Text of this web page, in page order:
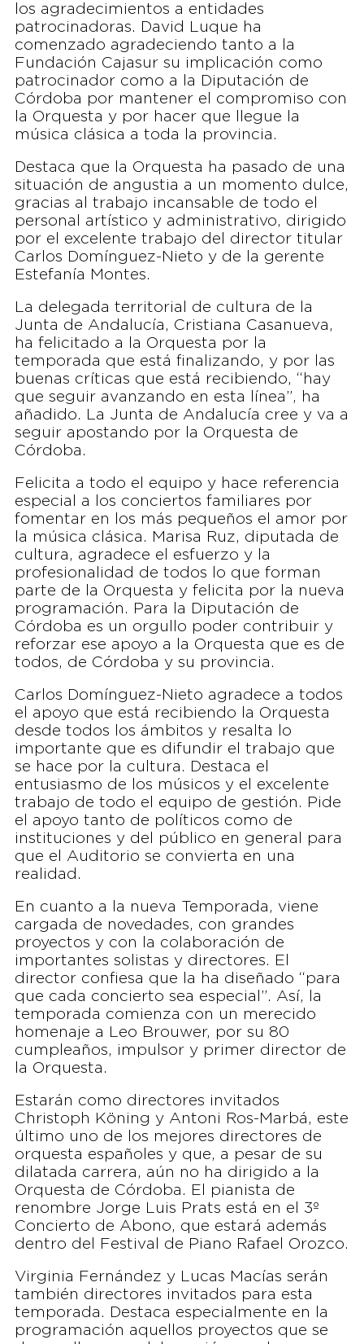
los agradecimientos a entidades
patrocinadoras. David Luque ha
comenzado agradeciendo tanto a la
Fundación Cajasur su implicación como
patrocinador como a la Diputación de
Córdoba por mantener el compromiso con
la Orquesta y por hacer que llegue la
música clásica a toda la provincia.
Destaca que la Orquesta ha pasado de una
situación de angustia a un momento dulce,
gracias al trabajo incansable de todo el
personal artístico y administrativo, dirigido
por el excelente trabajo del director titular
Carlos Domínguez-Nieto y de la gerente
Estefanía Montes.
La delegada territorial de cultura de la
Junta de Andalucía, Cristiana Casanueva,
ha felicitado a la Orquesta por la
temporada que está finalizando, y por las
buenas críticas que está recibiendo, “hay
que seguir avanzando en esta línea”, ha
añadido. La Junta de Andalucía cree y va a
seguir apostando por la Orquesta de
Córdoba.
Felicita a todo el equipo y hace referencia
especial a los conciertos familiares por
fomentar en los más pequeños el amor por
la música clásica. Marisa Ruz, diputada de
cultura, agradece el esfuerzo y la
profesionalidad de todos lo que forman
parte de la Orquesta y felicita por la nueva
programación. Para la Diputación de
Córdoba es un orgullo poder contribuir y
reforzar ese apoyo a la Orquesta que es de
todos, de Córdoba y su provincia.
Carlos Domínguez-Nieto agradece a todos
el apoyo que está recibiendo la Orquesta
desde todos los ámbitos y resalta lo
importante que es difundir el trabajo que
se hace por la cultura. Destaca el
entusiasmo de los músicos y el excelente
trabajo de todo el equipo de gestión. Pide
el apoyo tanto de políticos como de
instituciones y del público en general para
que el Auditorio se convierta en una
realidad.
En cuanto a la nueva Temporada, viene
cargada de novedades, con grandes
proyectos y con la colaboración de
importantes solistas y directores. El
director confiesa que la ha diseñado “para
que cada concierto sea especial”. Así, la
temporada comienza con un merecido
homenaje a Leo Brouwer, por su 80
cumpleaños, impulsor y primer director de
la Orquesta.
Estarán como directores invitados
Christoph Köning y Antoni Ros-Marbá, este
último uno de los mejores directores de
orquesta españoles y que, a pesar de su
dilatada carrera, aún no ha dirigido a la
Orquesta de Córdoba. El pianista de
renombre Jorge Luis Prats está en el 3º
Concierto de Abono, que estará además
dentro del Festival de Piano Rafael Orozco.
Virginia Fernández y Lucas Macías serán
también directores invitados para esta
temporada. Destaca especialmente en la
programación aquellos proyectos que se